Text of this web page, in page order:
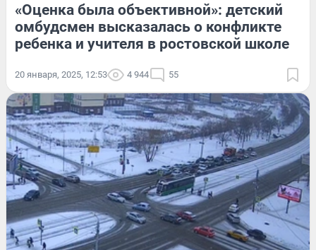
«Оценка была объективной»: детский
омбудсмен высказалась о конфликте
ребенка и учителя в ростовской школе
20 января, 2025, 12:53 4 944 55